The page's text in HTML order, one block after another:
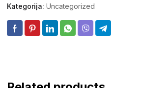
Kategorija: Uncategorized